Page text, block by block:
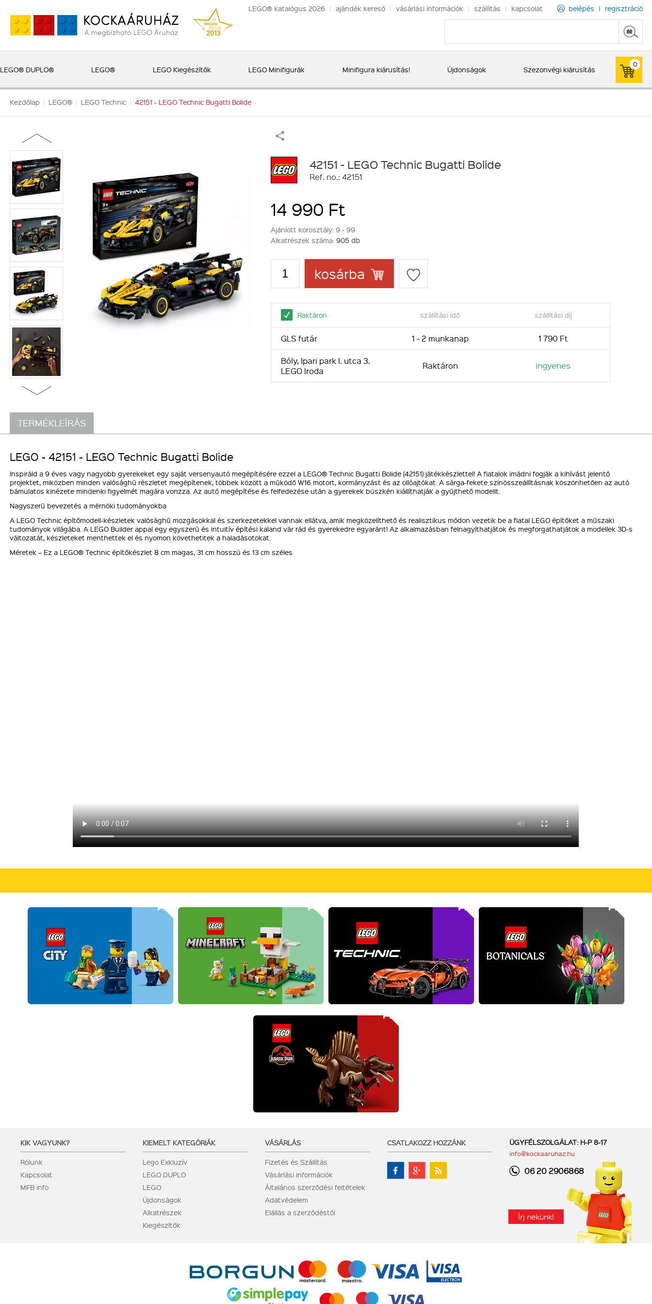
LEGO® katalógus 2026 | ajándék kereső | vásárlási információk | szállítás | kapcsolat belépés | regisztráció
LEGO® DUPLO® LEGO® LEGO Kiegészítők LEGO Minifigurák Minifigura kiárusítás! Újdonságok Szezonvégi kiárusítás
0
Kezdőlap | LEGO® | LEGO Technic | 42151 - LEGO Technic Bugatti Bolide
42151 - LEGO Technic Bugatti Bolide
Ref. no.: 42151
14 990 Ft
Ajánlott korosztály: 9 - 99
Alkatrészek száma: 905 db
kosárba
Raktáron szállítási idő szállítási díj
GLS futár 1 - 2 munkanap 1 790 Ft
Bóly, Ipari park I. utca 3.
LEGO Iroda
Raktáron ingyenes
TERMÉKLEÍRÁS
LEGO - 42151 - LEGO Technic Bugatti Bolide
Inspiráld a 9 éves vagy nagyobb gyerekeket egy saját versenyautó megépítésére ezzel a LEGO® Technic Bugatti Bolide (42151) játékkészlettel! A fiatalok imádni fogják a kihívást jelentő
projektet, miközben minden valósághű részletet megépítenek, többek között a működő W16 motort, kormányzást és az ollóajtókat. A sárga-fekete színösszeállításnak köszönhetően az autó
bámulatos kinézete mindenki figyelmét magára vonzza. Az autó megépítése és felfedezése után a gyerekek büszkén kiállíthatják a gyűjthető modellt.
Nagyszerű bevezetés a mérnöki tudományokba
A LEGO Technic építőmodell-készletek valósághű mozgásokkal és szerkezetekkel vannak ellátva, amik megközelíthető és realisztikus módon vezetik be a fiatal LEGO építőket a műszaki
tudományok világába. A LEGO Builder appal egy egyszerű és intuitív építési kaland vár rád és gyerekedre egyaránt! Az alkalmazásban felnagyíthatjátok és megforgathatjátok a modellek 3D-s
változatát, készleteket menthettek el és nyomon követhetitek a haladásotokat.
Méretek – Ez a LEGO® Technic építőkészlet 8 cm magas, 31 cm hosszú és 13 cm széles
KIK VAGYUNK?
Rólunk
Kapcsolat
MFB info
KIEMELT KATEGÓRIÁK
Lego Exkluzív
LEGO DUPLO
LEGO
Újdonságok
Alkatrészek
Kiegészítők
VÁSÁRLÁS
Fizetés és Szállítás
Vásárlási információk
Általános szerződési feltételek
Adatvédelem
Elállás a szerződéstől
CSATLAKOZZ HOZZÁNK ÜGYFÉLSZOLGÁLAT: H-P 8-17
info@kockaaruhaz.hu
06 20 2906868
Írj nekünk!